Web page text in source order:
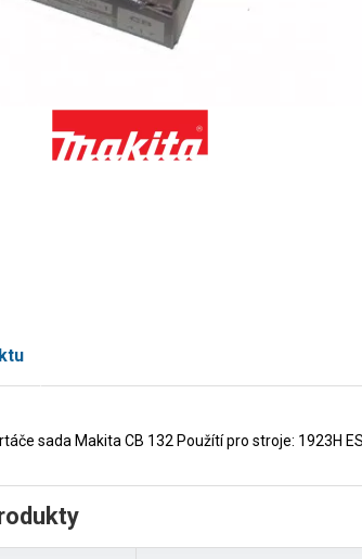
sada Makita CB 132 Použítí pro stroje: 1923H